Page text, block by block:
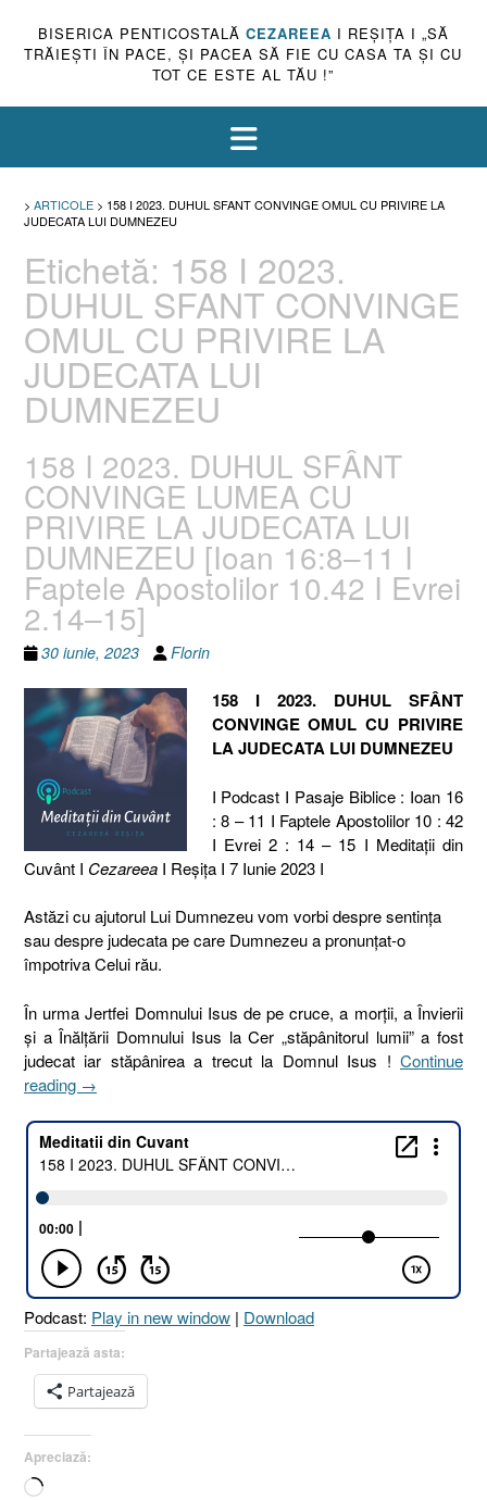
BISERICA PENTICOSTALĂ CEZAREEA I REŞIŢA I „SĂ
TRĂIEŞTI ÎN PACE, ŞI PACEA SĂ FIE CU CASA TA ŞI CU
TOT CE ESTE AL TĂU !”
> ARTICOLE > 158 I 2023. DUHUL SFANT CONVINGE OMUL CU PRIVIRE LA
JUDECATA LUI DUMNEZEU
Etichetă: 158 I 2023.
DUHUL SFANT CONVINGE
OMUL CU PRIVIRE LA
JUDECATA LUI
DUMNEZEU
158 I 2023. DUHUL SFÂNT
CONVINGE LUMEA CU
PRIVIRE LA JUDECATA LUI
DUMNEZEU [Ioan 16:8–11 I
Faptele Apostolilor 10.42 I Evrei
2.14–15]
30 iunie, 2023 Florin
158 I 2023. DUHUL SFÂNT
CONVINGE OMUL CU PRIVIRE
LA JUDECATA LUI DUMNEZEU
I Podcast I Pasaje Biblice : Ioan 16
: 8 – 11 I Faptele Apostolilor 10 : 42
I Evrei 2 : 14 – 15 I Meditaţii din
Cuvânt I Cezareea I Reşiţa I 7 Iunie 2023 I
Astăzi cu ajutorul Lui Dumnezeu vom vorbi despre sentința
sau despre judecata pe care Dumnezeu a pronunțat-o
împotriva Celui rău.
În urma Jertfei Domnului Isus de pe cruce, a morții, a Învierii
și a Înălțării Domnului Isus la Cer „stăpânitorul lumii” a fost
judecat iar stăpânirea a trecut la Domnul Isus ! Continue
reading „158
2023.
DUHUL
SFÂNT
LUMEA
PRIVIRE
LA
JUDECATA
LUI
DUMNEZEU
[Ioan
11
I
→
Podcast: Play in new window | Download
Partajează asta:
Partajează
Apreciază:
Încarc...